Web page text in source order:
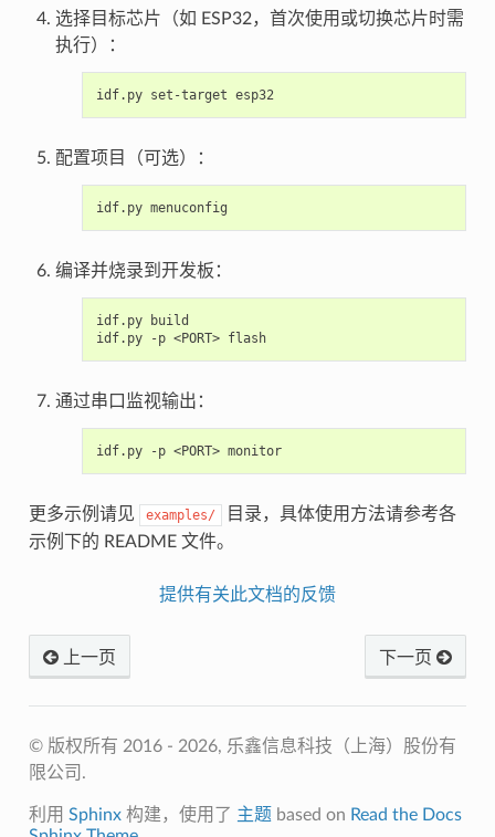
选择目标芯片（如 ESP32，首次使用或切换芯片时需
执行）：
idf.py set-target esp32
配置项目（可选）：
idf.py
编译并烧录到开发板：
idf.py
build
idf.py
-p <PORT> flash
通过串口监视输出：
idf.py -p <PORT> monitor
更多示例请见 examples/
目录，具体使用方法请参考各
示例下的 README 文件。
提供有关此文档的反馈
上一页 下一页
© 版权所有 2016 - 2026, 乐鑫信息科技（上海）股份有
限公司.
利用 Sphinx构建，使用了 主题 based on Read the Docs